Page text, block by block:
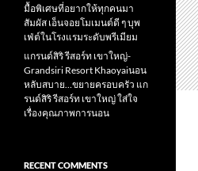
มื้อพิเศษที่อยากให้ทุกคนมา
สัมผัส เอ็นจอยโมเมนต์ดี ๆ บุพ
เฟ่ต์ในโรงแรมระดับพรีเมียม
แกรนด์สิริ​ รีสอร์ท​ เขาใหญ่​-
Grandsiri​ Resort​ Khaoyaiนอน
หลับสบาย…ขยายครอบครัว แก
รนด์สิริ รีสอร์ท เขาใหญ่ ใส่ใจ
เรื่องคุณภาพการนอน
RECENT COMMENTS